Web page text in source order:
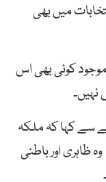
میں بھی
کوئی بھی اس
سے کہا کہ ملکہ
ظاہری اور باطنی